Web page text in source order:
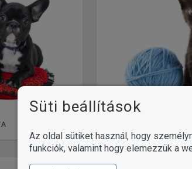
Süti beállítások
Az oldal sütiket használ, hogy
funkciók, valamint hogy elemezzük a